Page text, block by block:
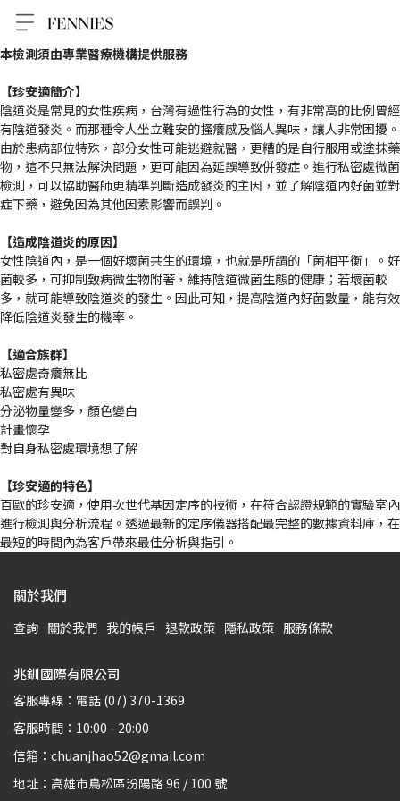
本檢測須由專業醫療機構提供服務
【珍安適簡介】
陰道炎是常見的女性疾病，台灣有過性行為的女性，有非常高的比例曾經
有陰道發炎。而那種令人坐立難安的搔癢感及惱人異味，讓人非常困擾。
由於患病部位特殊，部分女性可能逃避就醫，更糟的是自行服用或塗抹藥
物，這不只無法解決問題，更可能因為延誤導致併發症。進行私密處微菌
檢測，可以協助醫師更精準判斷造成發炎的主因，並了解陰道內好菌並對
症下藥，避免因為其他因素影響而誤判。
【造成陰道炎的原因】
女性陰道內，是一個好壞菌共生的環境，也就是所謂的「菌相平衡」。好
菌較多，可抑制致病微生物附著，維持陰道微菌生態的健康；若壞菌較
多，就可能導致陰道炎的發生。因此可知，提高陰道內好菌數量，能有效
降低陰道炎發生的機率。
【適合族群】
私密處奇癢無比
私密處有異味
分泌物量變多，顏色變白
計畫懷孕
對自身私密處環境想了解
【珍安適的特色】
百歐的珍安適，使用次世代基因定序的技術，在符合認證規範的實驗室內
進行檢測與分析流程。透過最新的定序儀器搭配最完整的數據資料庫，在
最短的時間內為客戶帶來最佳分析與指引。
關於我們
查詢 關於我們 我的帳戶 退款政策 隱私政策 服務條款
兆釧國際有限公司
客服專線：電話 (07) 370-1369
客服時間：10:00 - 20:00
信箱：chuanjhao52@gmail.com
地址：高雄市鳥松區汾陽路 96 / 100 號